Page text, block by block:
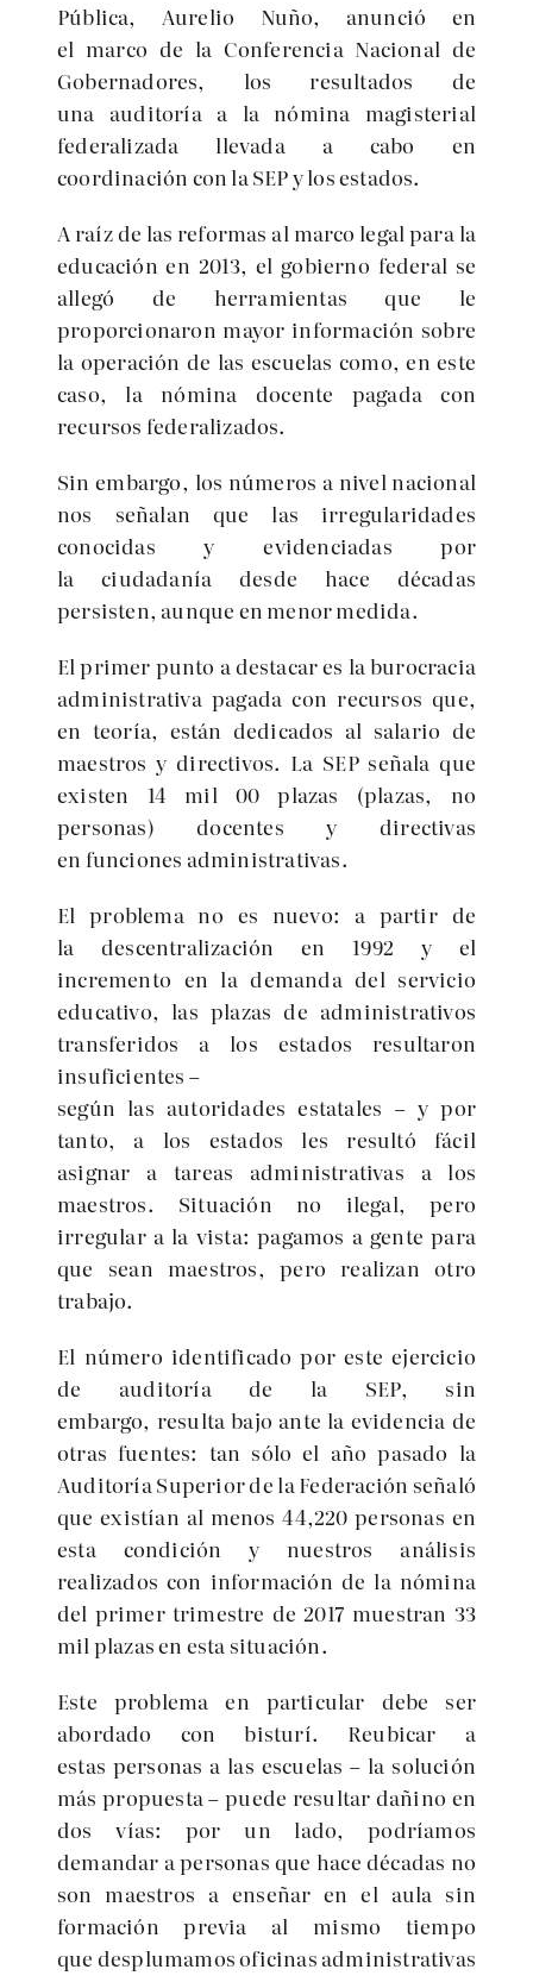
Pública, Aurelio Nuño, anunció en
el marco de la Conferencia Nacional de
Gobernadores, los resultados de
una auditoría a la nómina magisterial
federalizada llevada a cabo en
coordinación con la SEP y los estados.
A raíz de las reformas al marco legal para la
educación en 2013, el gobierno federal se
allegó de herramientas que le
proporcionaron mayor información sobre
la operación de las escuelas como, en este
caso, la nómina docente pagada con
recursos federalizados.
Sin embargo, los números a nivel nacional
nos señalan que las irregularidades
conocidas y evidenciadas por
la ciudadanía desde hace décadas
persisten, aunque en menor medida.
El primer punto a destacar es la burocracia
administrativa pagada con recursos que,
en teoría, están dedicados al salario de
maestros y directivos. La SEP señala que
existen 14 mil 00 plazas (plazas, no
personas) docentes y directivas
en funciones administrativas.
El problema no es nuevo: a partir de
la descentralización en 1992 y el
incremento en la demanda del servicio
educativo, las plazas de administrativos
transferidos a los estados resultaron
insuficientes –
según las autoridades estatales – y por
tanto, a los estados les resultó fácil
asignar a tareas administrativas a los
maestros. Situación no ilegal, pero
irregular a la vista: pagamos a gente para
que sean maestros, pero realizan otro
trabajo.
El número identificado por este ejercicio
de auditoría de la SEP, sin
embargo, resulta bajo ante la evidencia de
otras fuentes: tan sólo el año pasado la
Auditoría Superior de la Federación señaló
que existían al menos 44,220 personas en
esta condición y nuestros análisis
realizados con información de la nómina
del primer trimestre de 2017 muestran 33
mil plazas en esta situación.
Este problema en particular debe ser
abordado con bisturí. Reubicar a
estas personas a las escuelas – la solución
más propuesta – puede resultar dañino en
dos vías: por un lado, podríamos
demandar a personas que hace décadas no
son maestros a enseñar en el aula sin
formación previa al mismo tiempo
que desplumamos oficinas administrativas